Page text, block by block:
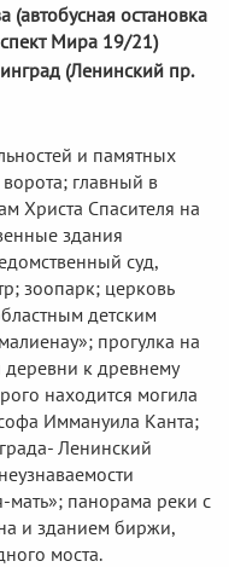
(автобусная остановка
Мира 19/21)
(Ленинский пр.
и памятных
главный в
Христа Спасителя на
здания
суд,
зоопарк; церковь
детским
прогулка на
к древнему
находится могила
Иммануила Канта;
Ленинский
панорама реки с
и зданием биржи,
моста.